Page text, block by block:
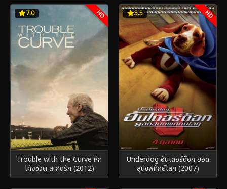
7.0 HD
Trouble with the Curve หัก
โค้งชีวิต สะกิดรัก (2012)
5.5 HD
Underdog อันเดอร์ด็อก ยอด
สุนัขพิทักษ์โลก (2007)